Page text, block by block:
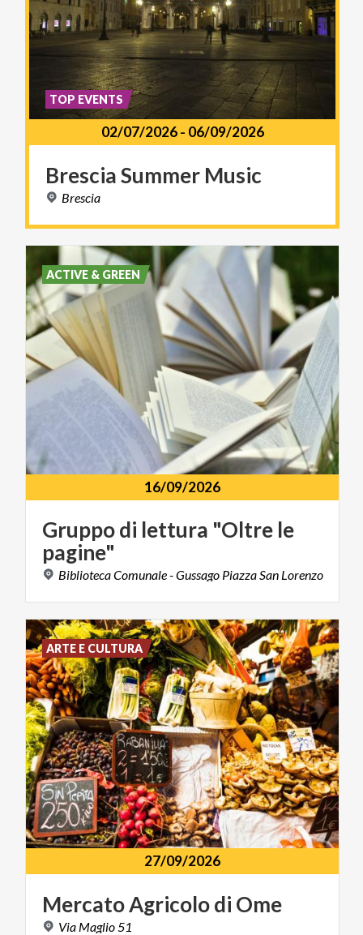
02/07/2026- 06/09/2026
BresciaSummer Music
Brescia
TOP EVENTS
16/09/2026
Gruppodi lettura "Oltre le
pagine"
BibliotecaComunale-Gussago PiazzaSan Lorenzo
ACTIVE & GREEN
27/09/2026
MercatoAgricolodi Ome
Via Maglio 51
ARTE E CULTURA